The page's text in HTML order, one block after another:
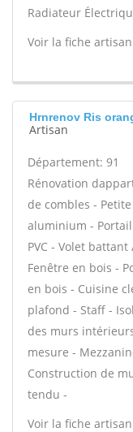
Radiateur
Voir la fiche
Hrnrenov Ris
Artisan
Département: 91
Rénovation
de combles -
aluminium -
PVC - Volet
Fenêtre en bois -
en bois - Cuisine
plafond - Staff -
des murs
mesure -
Construction de
tendu -
Voir la fiche